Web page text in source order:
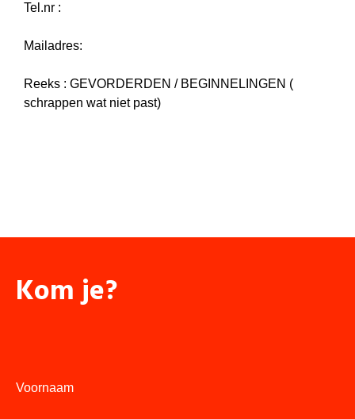
Tel.nr :
Mailadres:
Reeks : GEVORDERDEN / BEGINNELINGEN (
schrappen wat niet past)
Kom je?
Voornaam